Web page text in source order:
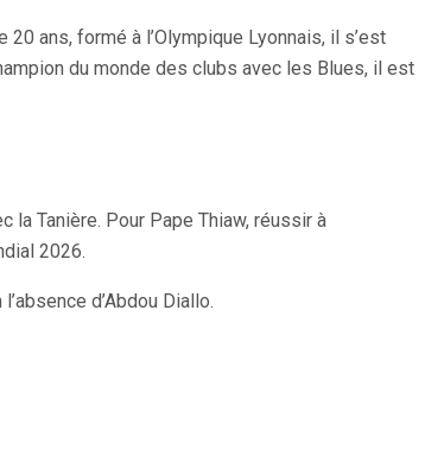
ans, formé à l’Olympique Lyonnais, il s’est
du monde des clubs avec les Blues, il est
la Tanière. Pour Pape Thiaw, réussir à
2026.
d’Abdou Diallo.